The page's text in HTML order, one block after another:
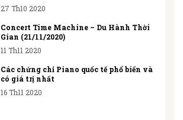
27 Th10 2020
Concert Time Machine – Du Hành Thời
Gian (21/11/2020)
11 Th11 2020
Các chứng chỉ Piano quốc tế phổ biến và
có giá trị nhất
16 Th11 2020